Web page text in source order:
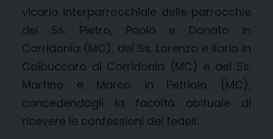
vicario interparrocchiale delle parrocchie
dei Ss. Pietro, Paolo e Donato in
Corridonia (MC), dei Ss. Lorenzo e Ilario in
Colbuccaro di Corridonia (MC) e dei Ss.
Martino e Marco in Petriolo (MC),
concedendogli la facoltà abituale di
ricevere le confessioni dei fedeli.